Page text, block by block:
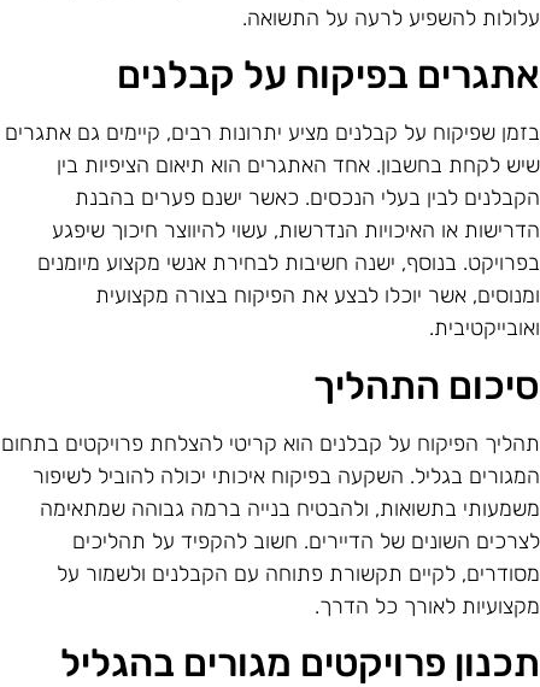
להשפיע לרעה על התשואה.
בפיקוח על קבלנים
שפיקוח על קבלנים מציע יתרונות רבים, קיימים גם אתגרים
לקחת בחשבון. אחד האתגרים הוא תיאום הציפיות בין
לבין בעלי הנכסים. כאשר ישנם פערים בהבנת
או האיכויות הנדרשות, עשוי להיווצר חיכוך שיפגע
בנוסף, ישנה חשיבות לבחירת אנשי מקצוע מיומנים
אשר יוכלו לבצע את הפיקוח בצורה מקצועית
התהליך
הפיקוח על קבלנים הוא קריטי להצלחת פרויקטים בתחום
בגליל. השקעה בפיקוח איכותי יכולה להוביל לשיפור
בתשואות, ולהבטיח בנייה ברמה גבוהה שמתאימה
השונים של הדיירים. חשוב להקפיד על תהליכים
לקיים תקשורת פתוחה עם הקבלנים ולשמור על
לאורך כל הדרך.
פרויקטים מגורים בהגליל